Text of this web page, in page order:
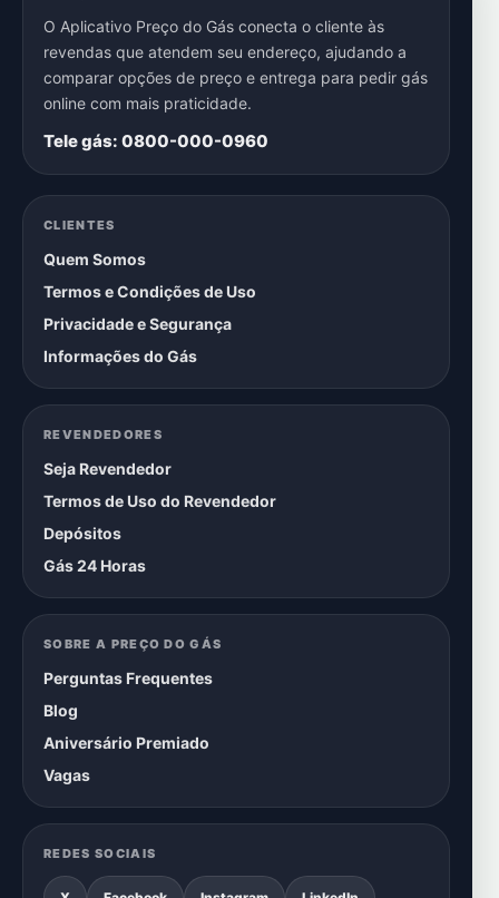
O Aplicativo Preço do Gás conecta o cliente às
revendas que atendem seu endereço, ajudando a
comparar opções de preço e entrega para pedir gás
online com mais praticidade.
Tele gás: 0800-000-0960
CLIENTES
Quem Somos
Termos e Condições de Uso
Privacidade e Segurança
Informações do Gás
REVENDEDORES
Seja Revendedor
Termos de Uso do Revendedor
Depósitos
Gás 24 Horas
SOBRE A PREÇO DO GÁS
Perguntas Frequentes
Blog
Aniversário Premiado
Vagas
REDES SOCIAIS